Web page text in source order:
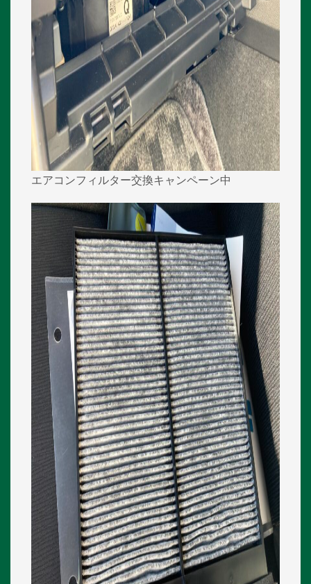
エアコンフィルター交換キャンペーン中